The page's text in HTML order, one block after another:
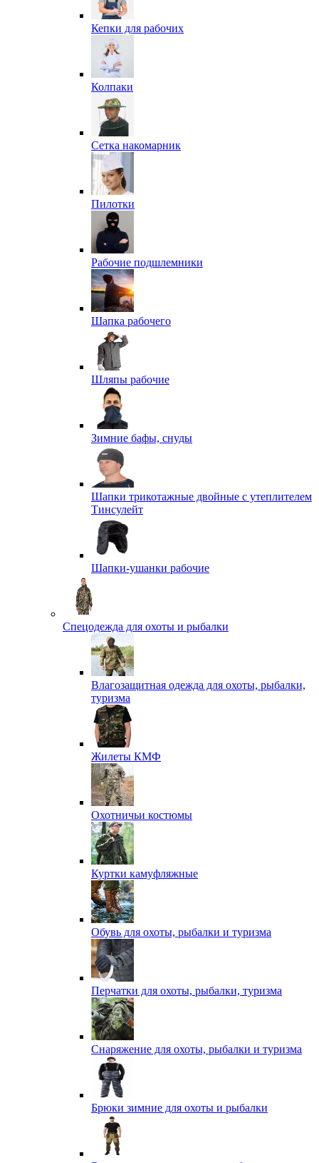
Кепки для рабочих
Колпаки
Сетка накомарник
Пилотки
Рабочие подшлемники
Шапка рабочего
Шляпы рабочие
Зимние бафы, снуды
Шапки трикотажные двойные с утеплителем
Тинсулейт
Шапки-ушанки рабочие
Спецодежда для охоты и рыбалки
Влагозащитная одежда для охоты, рыбалки,
туризма
Жилеты КМФ
Охотничьи костюмы
Куртки камуфляжные
Обувь для охоты, рыбалки и туризма
Перчатки для охоты, рыбалки, туризма
Снаряжение для охоты, рыбалки и туризма
Брюки зимние для охоты и рыбалки